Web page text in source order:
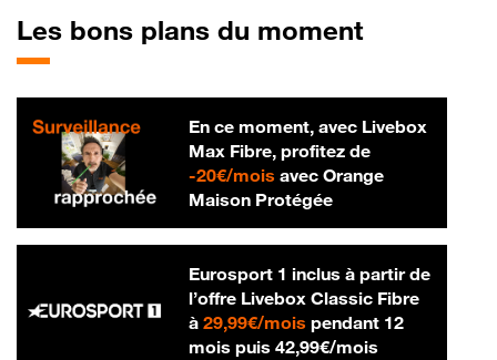
Les bons plans du moment
En ce moment, avec Livebox
Max Fibre, profitez de
-20€/mois20 € par mois
avec Orange
Maison Protégée
Eurosport 1 inclus à partir de
l’offre Livebox Classic Fibre
à 29,99€/mois29,99 € par mois
pendant 12
mois puis 42,99€/mois42,99 € par